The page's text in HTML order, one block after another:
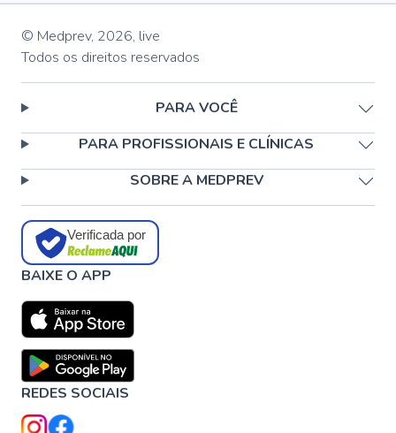
© Medprev, 2026, live
Todos os direitos reservados
PARA VOCÊ
PARA PROFISSIONAIS E CLÍNICAS
SOBRE A MEDPREV
Verificada por
BAIXE O APP
REDES SOCIAIS